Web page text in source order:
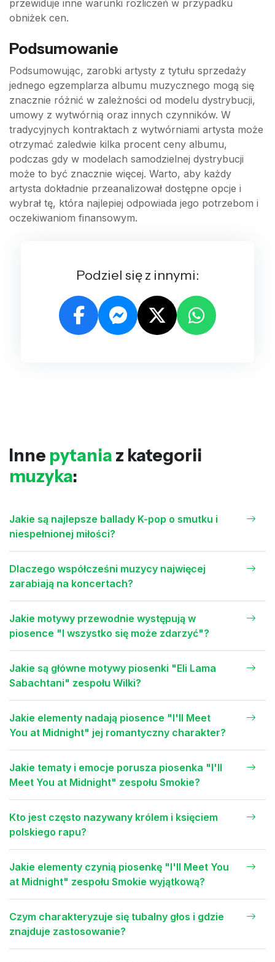
przewiduje inne warunki rozliczeń w przypadku
obniżek cen.
Podsumowanie
Podsumowując, zarobki artysty z tytułu sprzedaży
jednego egzemplarza albumu muzycznego mogą się
znacznie różnić w zależności od modelu dystrybucji,
umowy z wytwórnią oraz innych czynników. W
tradycyjnych kontraktach z wytwórniami artysta może
otrzymać zaledwie kilka procent ceny albumu,
podczas gdy w modelach samodzielnej dystrybucji
może to być znacznie więcej. Warto, aby każdy
artysta dokładnie przeanalizował dostępne opcje i
wybrał tę, która najlepiej odpowiada jego potrzebom i
oczekiwaniom finansowym.
Podziel się z innymi:
Inne pytania z kategorii
muzyka:
Jakie są najlepsze ballady K-pop o smutku i
niespełnionej miłości?
Dlaczego współcześni muzycy najwięcej
zarabiają na koncertach?
Jakie motywy przewodnie występują w
piosence "I wszystko się może zdarzyć"?
Jakie są główne motywy piosenki "Eli Lama
Sabachtani" zespołu Wilki?
Jakie elementy nadają piosence "I'll Meet
You at Midnight" jej romantyczny charakter?
Jakie tematy i emocje porusza piosenka "I'll
Meet You at Midnight" zespołu Smokie?
Kto jest często nazywany królem i księciem
polskiego rapu?
Jakie elementy czynią piosenkę "I'll Meet You
at Midnight" zespołu Smokie wyjątkową?
Czym charakteryzuje się tubalny głos i gdzie
znajduje zastosowanie?